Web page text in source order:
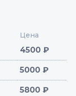
Цена
4500 ₽
5000 ₽
5800 ₽